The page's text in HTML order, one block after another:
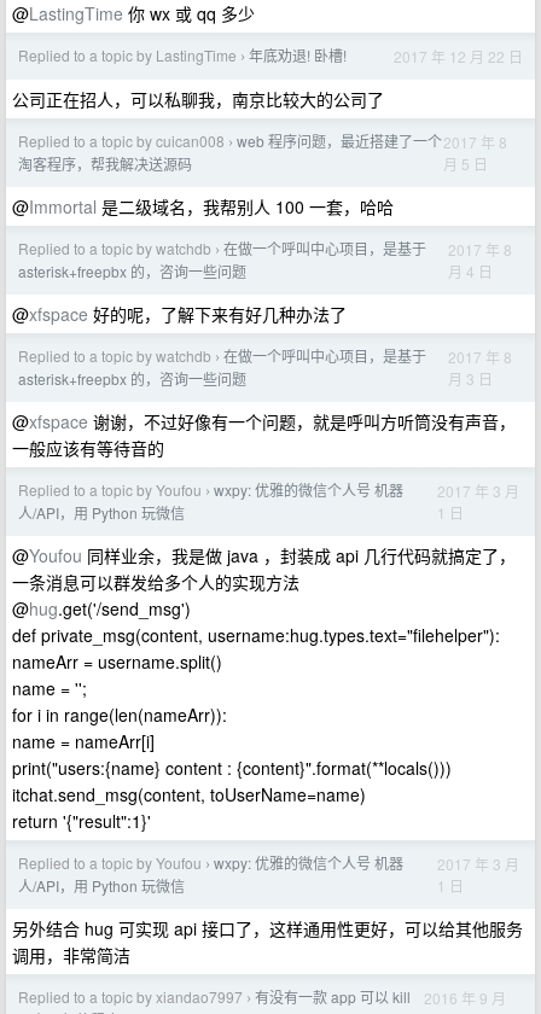
@LastingTime 你 wx 或 qq 多少
Replied to a topic by LastingTime › 年底劝退! 卧槽! 2017 年 12 月 22 日
公司正在招人，可以私聊我，南京比较大的公司了
Replied to a topic by cuican008 › web 程序问题，最近搭建了一个
淘客程序，帮我解决送源码
2017 年 8
月 5 日
@Immortal 是二级域名，我帮别人 100 一套，哈哈
Replied to a topic by watchdb › 在做一个呼叫中心项目，是基于
asterisk+freepbx 的，咨询一些问题
2017 年 8
月 4 日
@xfspace 好的呢，了解下来有好几种办法了
Replied to a topic by watchdb › 在做一个呼叫中心项目，是基于
asterisk+freepbx 的，咨询一些问题
2017 年 8
月 3 日
@xfspace 谢谢，不过好像有一个问题，就是呼叫方听筒没有声音，
一般应该有等待音的
Replied to a topic by Youfou › wxpy: 优雅的微信个人号 机器
人/API，用 Python 玩微信
2017 年 3 月
1 日
@Youfou 同样业余，我是做 java ，封装成 api 几行代码就搞定了，
一条消息可以群发给多个人的实现方法
@hug.get('/send_msg')
def private_msg(content, username:hug.types.text="filehelper"):
nameArr = username.split()
name = '';
for i in range(len(nameArr)):
name = nameArr[i]
print("users:{name} content : {content}".format(**locals()))
itchat.send_msg(content, toUserName=name)
return '{"result":1}'
Replied to a topic by Youfou › wxpy: 优雅的微信个人号 机器
人/API，用 Python 玩微信
2017 年 3 月
1 日
另外结合 hug 可实现 api 接口了，这样通用性更好，可以给其他服务
调用，非常简洁
Replied to a topic by xiandao7997 › 有没有一款 app 可以 kill
2016 年 9 月